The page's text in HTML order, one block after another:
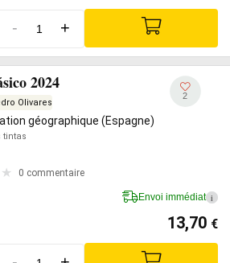
- +
2024
Olivares
géographique (Espagne)
tintas
0 commentaire
2
Envoi immédiat i
13,70 €